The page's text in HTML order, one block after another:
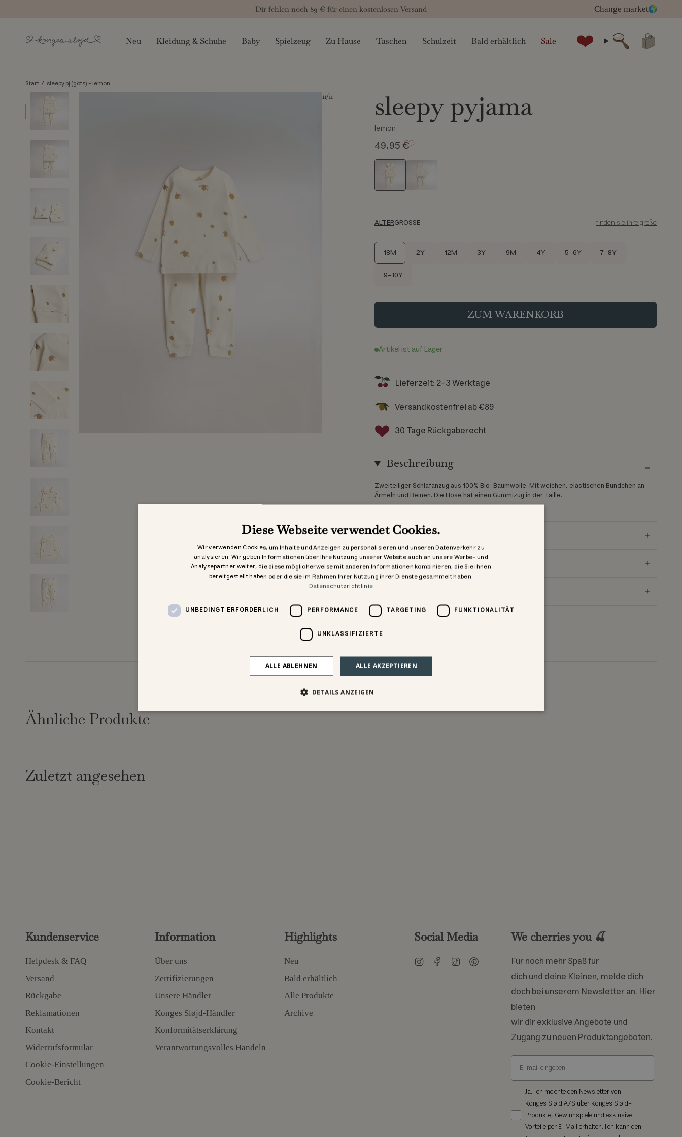
springen
Dir fehlen noch 89 € für einen kostenlosen Versand Change market
Neu Kleidung & Schuhe Baby Spielzeug Zu Hause Taschen Schulzeit Bald erhältlich Sale Suche
Start / sleepy pj (gots) - lemon
11/11 sleepy pyjama
lemon
49,95 €
ALTERGRÖSSE finden sie ihre größe
S
i
18M 2Y 12M 3Y 9M 4Y 5-6Y
7-8Y
9-10Y
ZUM WARENKORB
Artikel ist auf Lager
Lieferzeit: 2-3 Werktage
Versandkostenfrei ab €89
30 Tage Rückgaberecht
Beschreibung
Zweiteiliger Schlafanzug aus 100% Bio-Baumwolle. Mit weichen, elastischen Bündchen an
Ärmeln und Beinen. Die Hose hat einen Gummizug in der Taille.
GOTS, Organic, zertifiziert durch CU1094701
Materialien
Zertifizierung
Ähnliche Produkte
Zuletzt angesehen
Kundenservice
Helpdesk & FAQ
Versand
Rückgabe
Reklamationen
Kontakt
Widerrufsformular
Cookie-Einstellungen
Cookie-Bericht
Information
Über uns
Zertifizierungen
Unsere Händler
Konges Sløjd-Händler
Konformitätserklärung
Verantwortungsvolles Handeln
Highlights
Neu
Bald erhältlich
Alle Produkte
Archive
Social Media
InstagramFacebook
TikTokPinterest
We cherries you 🍒
Für noch mehr Spaß für
dich und deine Kleinen, melde dich
doch bei unserem Newsletter an. Hier
bieten
wir dir exklusive Angebote und
Zugang zu neuen Produktangeboten.
Ja, ich möchte den Newsletter von
Konges Sløjd A/S über Konges Sløjd-
Produkte, Gewinnspiele und exklusive
Vorteile per E-Mail erhalten. Ich kann den
Diese Webseite verwendet Cookies.
Wir verwenden Cookies, um Inhalte und Anzeigen zu personalisieren und unseren Datenverkehr zu
analysieren. Wir geben Informationen über Ihre Nutzung unserer Website auch an unsere Werbe- und
Analysepartner weiter, die diese möglicherweise mit anderen Informationen kombinieren, die Sie ihnen
bereitgestellt haben oder die sie im Rahmen Ihrer Nutzung ihrer Dienste gesammelt haben.
Datenschutzrichtlinie
UNBEDINGT ERFORDERLICH PERFORMANCE TARGETING FUNKTIONALITÄT
UNKLASSIFIZIERTE
ALLE AKZEPTIEREN
ALLE ABLEHNEN
DETAILS ANZEIGEN